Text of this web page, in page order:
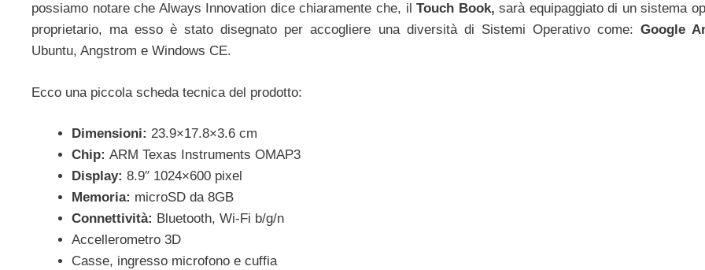
possiamo notare che Always Innovation dice chiaramente che, ilTouch Book, sarà equipaggiato di un sistema
proprietario, ma esso è stato disegnato per accogliere una diversità di Sistemi Operativo come: Google
Ubuntu, Angstrom e Windows CE.
Ecco una piccola scheda tecnica del prodotto:
Dimensioni: 23.9×17.8×3.6 cm
Chip: ARM Texas Instruments OMAP3
Display: 8.9″ 1024×600 pixel
Memoria: microSD da 8GB
Connettività: Bluetooth, Wi-Fi b/g/n
Accellerometro 3D
Casse, ingresso microfono e cuffia